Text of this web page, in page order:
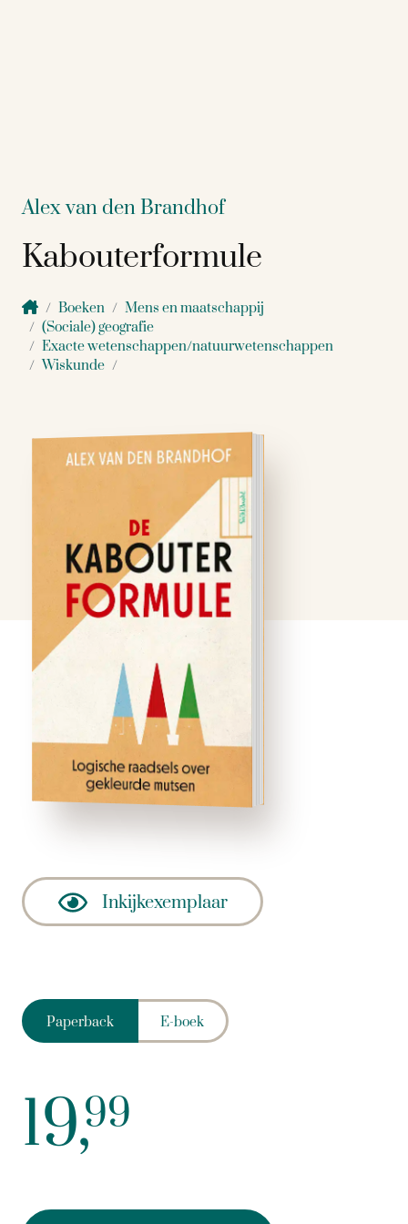
Alex van den Brandhof
Kabouterformule
Boeken
Mens en maatschappij
(Sociale) geografie
Exacte wetenschappen/natuurwetenschappen
Wiskunde
Inkijkexemplaar
Paperback E-boek
19,99